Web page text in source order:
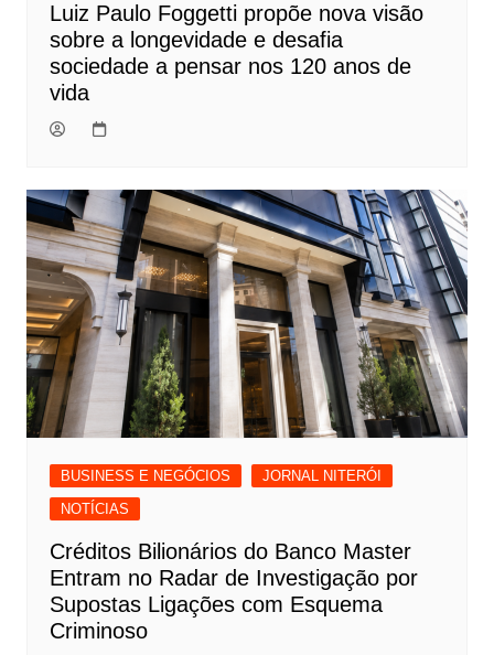
Luiz Paulo Foggetti propõe nova visão
sobre a longevidade e desafia
sociedade a pensar nos 120 anos de
vida
BUSINESS E NEGÓCIOS
JORNAL NITERÓI
NOTÍCIAS
Créditos Bilionários do Banco Master
Entram no Radar de Investigação por
Supostas Ligações com Esquema
Criminoso